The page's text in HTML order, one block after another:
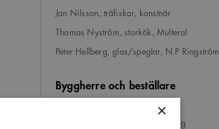
Jan Nilsson, träfiskar, konstnär
Thomas Nyström, storkök, Multeral
Peter Hellberg, glas/speglar, N.P Ringström
Byggherre och beställare
Klas Ljungquist och Johan Jureskog
×